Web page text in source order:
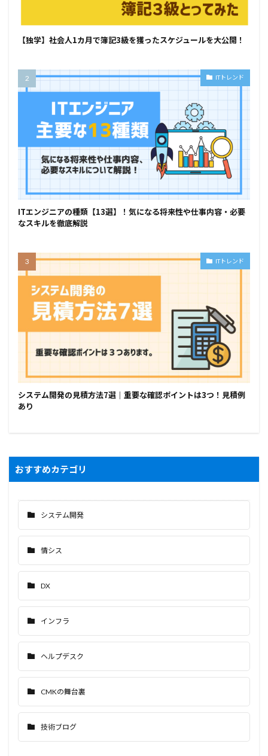
【独学】社会人1カ月で簿記3級を獲ったスケジュールを大公開！
ITトレンド
ITエンジニアの種類【13選】！気になる将来性や仕事内容・必要
なスキルを徹底解説
ITトレンド
システム開発の見積方法7選｜重要な確認ポイントは3つ！見積例
あり
おすすめカテゴリ
システム開発
情シス
DX
インフラ
ヘルプデスク
CMKの舞台裏
技術ブログ